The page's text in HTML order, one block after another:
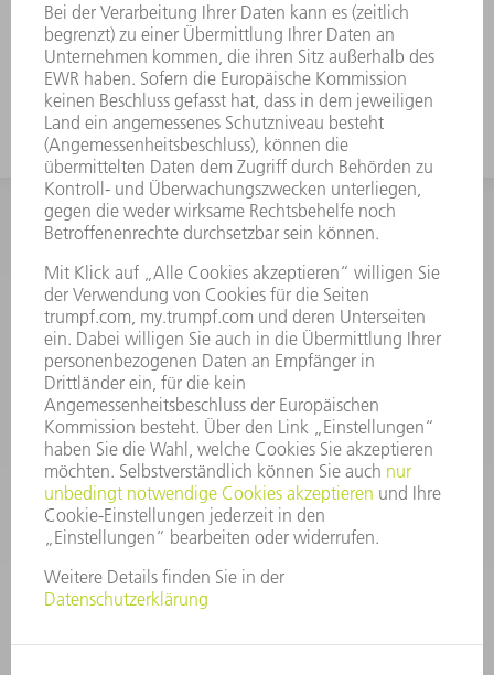
bei Oberwerkzeugen. Die Hornwerkzeuge
werde durch 100 mm Teilstücke ersetzt.
INFORMATION
Häufig gestellte Fragen
Allgemeine Geschäftsbedingungen
KONTAKT
After Sales
+43722160396550
Mo - Do: 08:00 -17:30 Uhr
Fr: 08:00 -16:30 Uhr
ersatzteile@at.trumpf.com